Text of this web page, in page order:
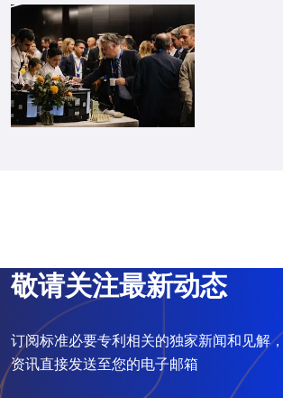
敬请关注最新动态
订阅标准必要专利相关的独家新闻和见解，
资讯直接发送至您的电子邮箱